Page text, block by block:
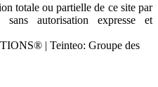
totale ou partielle de ce site par
autorisation expresse et
| Teinteo: Groupe des